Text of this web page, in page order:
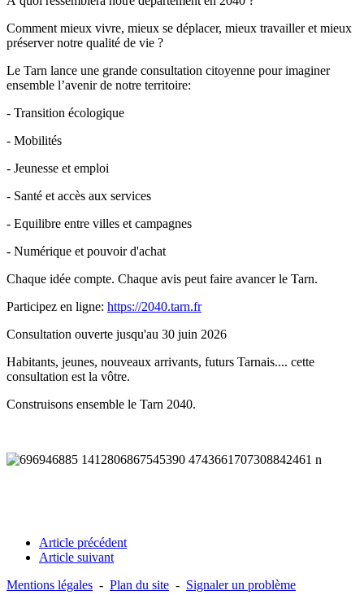
Comment mieux vivre, mieux se déplacer, mieux travailler et mieux
préserver notre qualité de vie ?
Le Tarn lance une grande consultation citoyenne pour imaginer
ensemble l’avenir de notre territoire:
- Transition écologique
- Mobilités
- Jeunesse et emploi
- Santé et accès aux services
- Equilibre entre villes et campagnes
- Numérique et pouvoir d'achat
Chaque idée compte. Chaque avis peut faire avancer le Tarn.
Participez en ligne: https://2040.tarn.fr
Consultation ouverte jusqu'au 30 juin 2026
Habitants, jeunes, nouveaux arrivants, futurs Tarnais.... cette
consultation est la vôtre.
Construisons ensemble le Tarn 2040.
Article précédent
Article suivant
Mentions légales - Plan du site - Signaler un problème